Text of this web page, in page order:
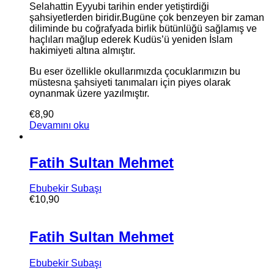
Selahattin Eyyubi tarihin ender yetiştirdiği
şahsiyetlerden biridir.Bugüne çok benzeyen bir zaman
diliminde bu coğrafyada birlik bütünlüğü sağlamış ve
haçlıları mağlup ederek Kudüs’ü yeniden İslam
hakimiyeti altına almıştır.
Bu eser özellikle okullarımızda çocuklarımızın bu
müstesna şahsiyeti tanımaları için piyes olarak
oynanmak üzere yazılmıştır.
€8,90
Devamını oku
Fatih Sultan Mehmet
Ebubekir Subaşı
€10,90
Fatih Sultan Mehmet
Ebubekir Subaşı